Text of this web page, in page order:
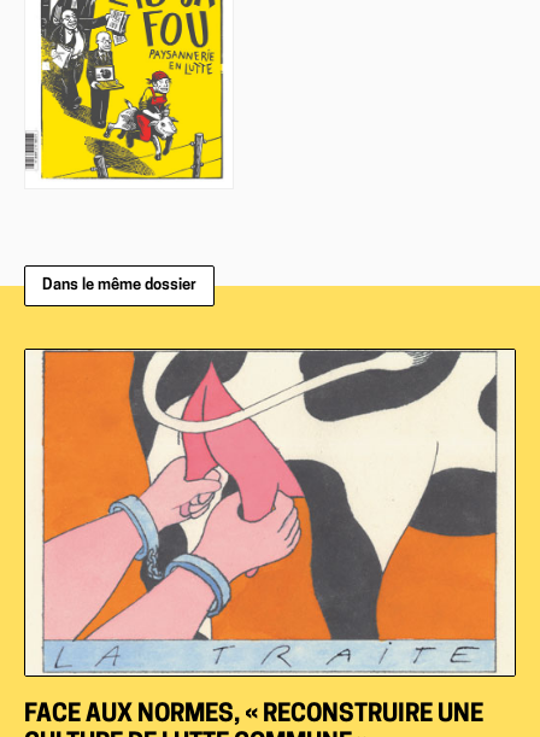
Dans le même dossier
FACE AUX NORMES, « RECONSTRUIRE UNE